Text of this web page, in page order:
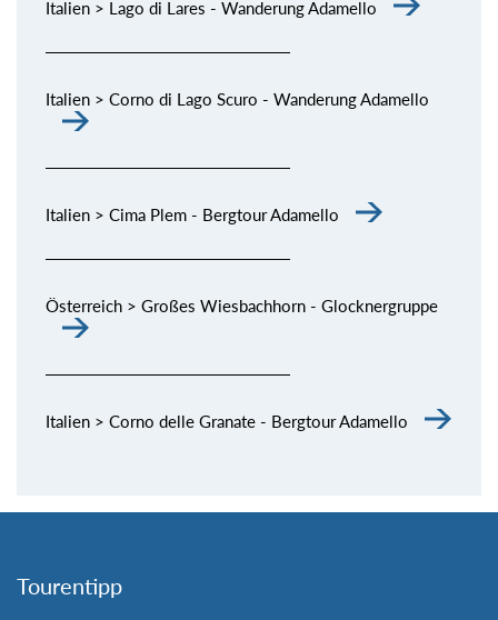
Italien > Lago di Lares - Wanderung Adamello
Italien > Corno di Lago Scuro - Wanderung Adamello
Italien > Cima Plem - Bergtour Adamello
Österreich > Großes Wiesbachhorn - Glocknergruppe
Italien > Corno delle Granate - Bergtour Adamello
Tourentipp